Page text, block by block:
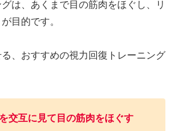
は、あくまで目の筋肉をほぐし、リ
目的です。
、おすすめの視力回復トレーニング
交互に見て目の筋肉をほぐす